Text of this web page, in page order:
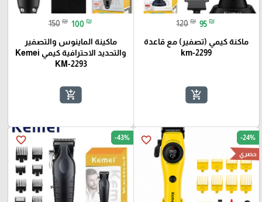
120 ₪ 95 ₪
ماكنة كيمي (تصفير) مع قاعدة
km-2299
add_shopping_cart
150 ₪ 100 ₪
ماكينة الماينوس والتصفير
والتحديد الاحترافية كيمي Kemei
KM-2293
add_shopping_cart
favorite_border -24%
حصري
favorite_border -43%